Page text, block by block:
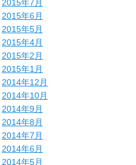
2015年7月
2015年6月
2015年5月
2015年4月
2015年2月
2015年1月
2014年12月
2014年10月
2014年9月
2014年8月
2014年7月
2014年6月
2014年5月